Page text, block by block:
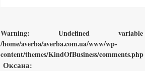
Warning: Undefined
/home/averba/averba.com.ua/www/wp-
content/themes/KindOfBusiness/comments.php
Оксана: